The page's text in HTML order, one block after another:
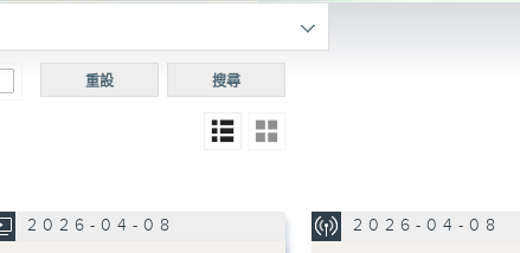
搜尋
重設
2026-04-08 2026-04-08